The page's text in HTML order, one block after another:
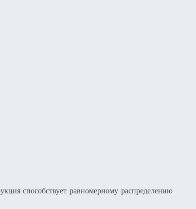
способствует равномерному распределению